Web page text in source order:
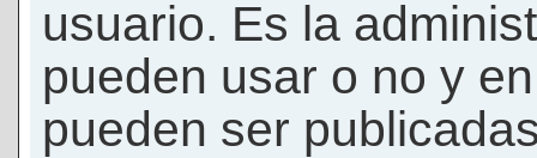
usuario. Es la
pueden usar o no y
pueden ser